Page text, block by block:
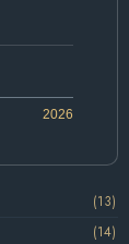
2026
(13)
(14)